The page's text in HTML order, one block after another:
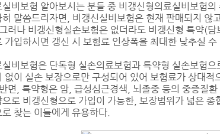
실비보험 알아보시는 분들 중 비갱신형의료실비보험
히 말씀드리자면, 비갱신실비보험은 현재 판매되지 않
러나 비갱신형실손보험은 없더라도 비갱신형 특약(
가입하시면 갱신 시 보험료 인상폭을 최대한 낮추실 수
실비보험은 단독형 실손의료보험과 특약형 실손보험
없이 실손 보장으로만 구성되어 있어 보험료가 상대
면, 특약형은 암, 급성심근경색, 뇌졸중 등의 중증질
으로 비갱신형으로 가입이 가능한, 보장범위가 넓은
로 찾는 이들에게 유용하다.